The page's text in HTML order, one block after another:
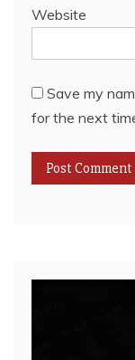
Website
Save my
for the next